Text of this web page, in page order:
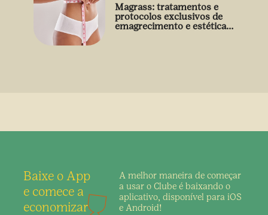
Magrass: tratamentos e
protocolos exclusivos de
emagrecimento e estética
Baixe o App
e comece a
economizar
A melhor maneira de começar
a usar o Clube é baixando o
aplicativo, disponível para iOS
e Android!